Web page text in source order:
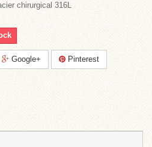
chirurgical 316L
Google+ Pinterest